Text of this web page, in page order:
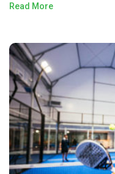
Read More